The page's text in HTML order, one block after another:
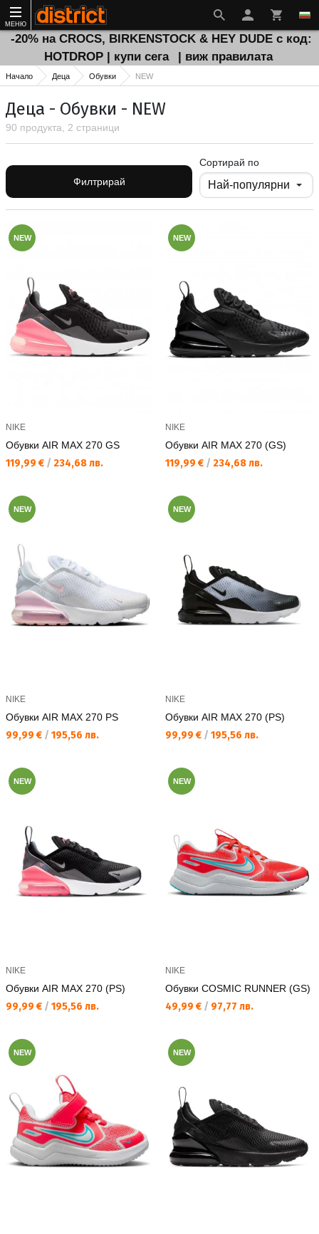
МЕНЮ
-20% на CROCS, BIRKENSTOCK & HEY DUDE с код:
HOTDROP | купи сега
| виж правилата
Начало Деца Обувки NEW
Деца - Обувки - NEW
90 продукта, 2 страници
Филтрирай
Сортирай по
NEW
NIKE
Обувки AIR MAX 270 GS
Текуща цена:
119,99 € / 234,68 лв.
NEW
NIKE
Обувки AIR MAX 270 (GS)
Текуща цена:
119,99 € / 234,68 лв.
NEW
NIKE
Обувки AIR MAX 270 PS
Текуща цена:
99,99 € / 195,56 лв.
NEW
NIKE
Обувки AIR MAX 270 (PS)
Текуща цена:
99,99 € / 195,56 лв.
NEW
NIKE
Обувки AIR MAX 270 (PS)
Текуща цена:
99,99 € / 195,56 лв.
NEW
NIKE
Обувки COSMIC RUNNER (GS)
Текуща цена:
49,99 € / 97,77 лв.
NEW NEW